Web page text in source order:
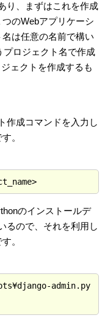
り、まずはこれを作成
のWebアプリケーシ
は任意の名前で構い
プロジェクト名で作成
ェクトを作成するも
作成コマンドを入力し
。
のインストールデ
るので、それを利用し
。
admin.py